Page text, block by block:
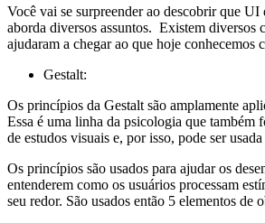
Você vai se surpreender ao descobrir que UI
aborda diversos assuntos. Existem diversos
ajudaram a chegar ao que hoje conhecemos
Gestalt:
Os princípios da Gestalt são amplamente
Essa é uma linha da psicologia que também
de estudos visuais e, por isso, pode ser usada
Os princípios são usados para ajudar os
entenderem como os usuários processam
seu redor. São usados então 5 elementos de